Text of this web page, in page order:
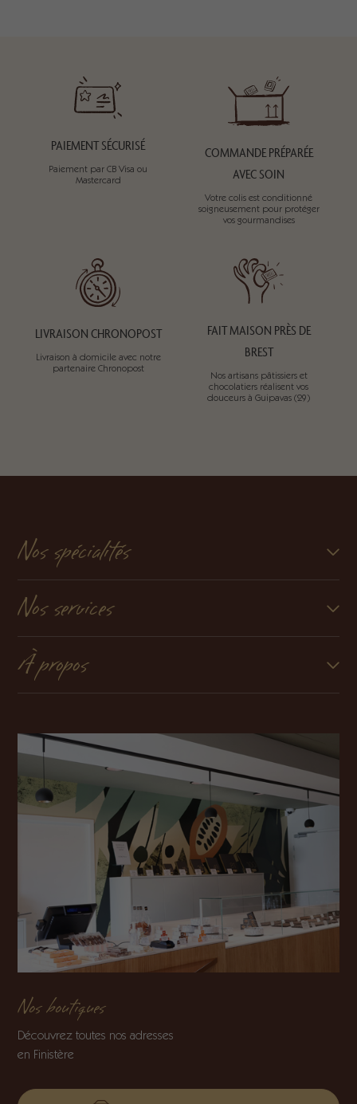
PAIEMENT SÉCURISÉ
Paiement par CB Visa ou
Mastercard
COMMANDE PRÉPARÉE
AVEC SOIN
Votre colis est conditionné
soigneusement pour protéger
vos gourmandises
LIVRAISON CHRONOPOST
Livraison à domicile avec notre
partenaire Chronopost
FAIT MAISON PRÈS DE
BREST
Nos artisans pâtissiers et
chocolatiers réalisent vos
douceurs à Guipavas (29)
Nos spécialités
Nos services
À propos
Nos boutiques
Découvrez toutes nos adresses
en Finistère